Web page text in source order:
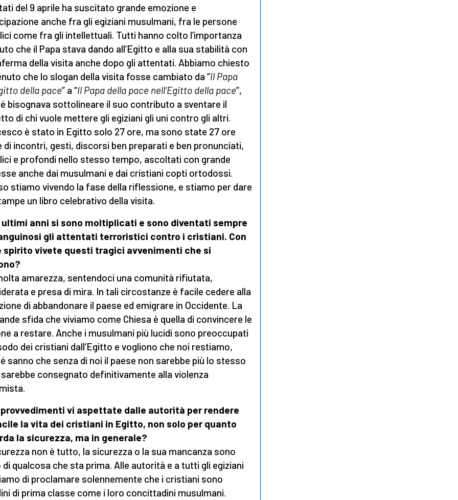
del 9 aprile ha suscitato grande emozione e
anche fra gli egiziani musulmani, fra le persone
come fra gli intellettuali. Tutti hanno colto l’importanza
che il Papa stava dando all’Egitto e alla sua stabilità con
della visita anche dopo gli attentati. Abbiamo chiesto
che lo slogan della visita fosse cambiato da “Il Papa
della pace” a “Il Papa della pace nell’Egitto della pace”,
bisognava sottolineare il suo contributo a sventare il
di chi vuole mettere gli egiziani gli uni contro gli altri.
è stato in Egitto solo 27 ore, ma sono state 27 ore
di incontri, gesti, discorsi ben preparati e ben pronunciati,
e profondi nello stesso tempo, ascoltati con grande
anche dai musulmani e dai cristiani copti ortodossi.
stiamo vivendo la fase della riflessione, e stiamo per dare
un libro celebrativo della visita.
ultimi anni si sono moltiplicati e sono diventati sempre
gli attentati terroristici contro i cristiani. Con
spirito vivete questi tragici avvenimenti che si
amarezza, sentendoci una comunità rifiutata,
e presa di mira. In tali circostanze è facile cedere alla
di abbandonare il paese ed emigrare in Occidente. La
sfida che viviamo come Chiesa è quella di convincere le
a restare. Anche i musulmani più lucidi sono preoccupati
dei cristiani dall’Egitto e vogliono che noi restiamo,
sanno che senza di noi il paese non sarebbe più lo stesso
consegnato definitivamente alla violenza
provvedimenti vi aspettate dalle autorità per rendere
la vita dei cristiani in Egitto, non solo per quanto
la sicurezza, ma in generale?
non è tutto, la sicurezza o la sua mancanza sono
di qualcosa che sta prima. Alle autorità e a tutti gli egiziani
di proclamare solennemente che i cristiani sono
di prima classe come i loro concittadini musulmani.